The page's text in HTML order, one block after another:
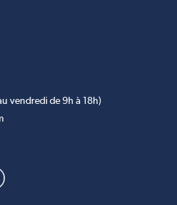
vendredi de 9h à 18h)